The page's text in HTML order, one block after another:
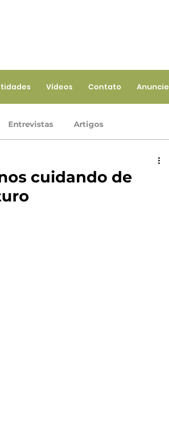
Vídeos Contato Anuncie
Entrevistas Artigos
Ramo Saúde
cuidando de